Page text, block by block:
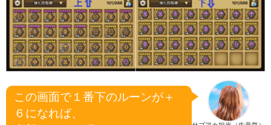
この画面で１番下のルーンが＋
６になれば、